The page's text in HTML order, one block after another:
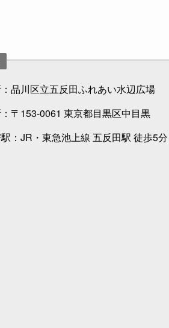
品川区立五反田ふれあい水辺広場
〒153-0061 東京都目黒区中目黒
：JR・東急池上線 五反田駅 徒歩5